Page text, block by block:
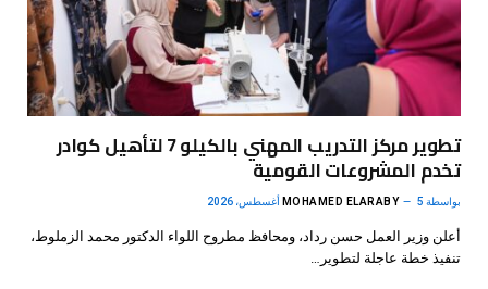
تطوير مركز التدريب المهني بالكيلو 7 لتأهيل كوادر
تخدم المشروعات القومية
بواسطة MOHAMED ELARABY 5 أغسطس، 2026
أعلن وزير العمل حسن رداد، ومحافظ مطروح اللواء الدكتور محمد الزملوط،
تنفيذ خطة عاجلة لتطوير…